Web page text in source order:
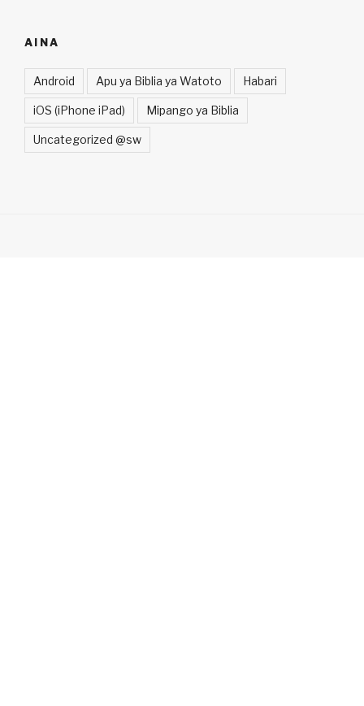
AINA
Android Apu ya Biblia ya Watoto Habari
iOS (iPhone iPad) Mipango ya Biblia
Uncategorized @sw